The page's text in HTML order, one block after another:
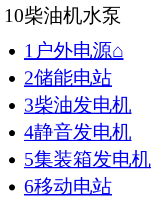
10柴油机水泵
1户外电源⌂
2储能电站
3柴油发电机
4静音发电机
5集装箱发电机
6移动电站